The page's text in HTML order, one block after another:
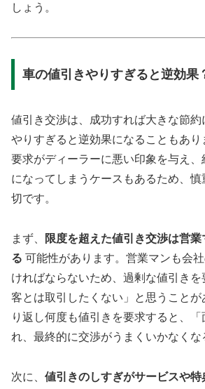
しょう。
車の値引きやりすぎると逆効果
値引き交渉は、成功すれば大きな節約
やりすぎると逆効果になることもあり
要求がディーラーに悪い印象を与え
になってしまうケースもあるため、
切です。
まず、
限度を超えた値引き交渉は営
る 可能性があります。営業マンも会
ければならないため、過剰な値引き
客とは取引したくない」と思うこと
り返し何度も値引きを要求すると、
れ、最終的に交渉がうまくいかなくな
次に、 値引きのしすぎがサービスや